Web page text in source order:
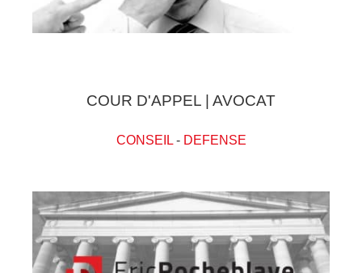
COUR D'APPEL | AVOCAT
CONSEIL- DEFENSE